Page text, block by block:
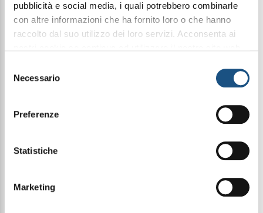
pubblicità e social media, i quali potrebbero combinarle
con altre informazioni che ha fornito loro o che hanno
raccolto dal suo utilizzo dei loro servizi. Acconsenta ai
delNecessario
Preferenze
Statistiche
Marketing
Facebook WhatsApp
compattezza cutanea, riducendo visibilmente
nutrienti e attivi idratanti per un effetto liftante
Modo d’uso: